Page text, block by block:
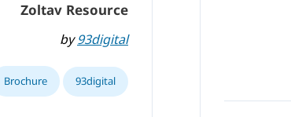
Zoltav Resource
by93digital
93digital
Brochure